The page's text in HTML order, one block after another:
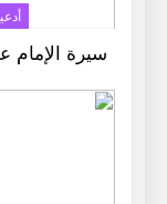
سيرة الإمام